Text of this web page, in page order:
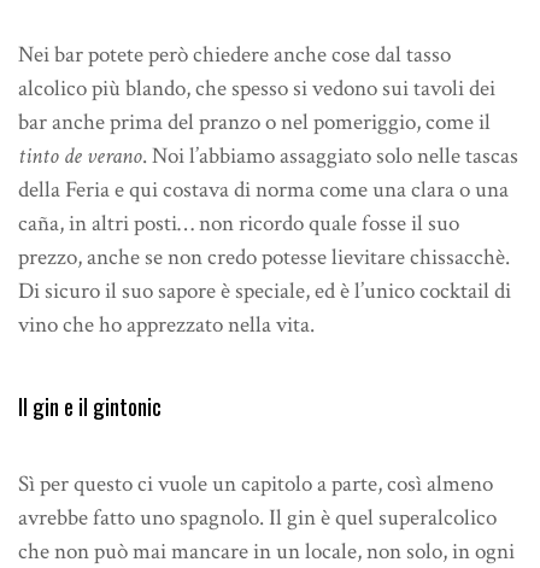
Nei bar potete però chiedere anche cose dal tasso
alcolico più blando, che spesso si vedono sui tavoli dei
bar anche prima del pranzo o nel pomeriggio, come il
tinto de verano. Noi l’abbiamo assaggiato solo nelle tascas
della Feria e qui costava di norma come una clara o una
caña, in altri posti… non ricordo quale fosse il suo
prezzo, anche se non credo potesse lievitare chissacchè.
Di sicuro il suo sapore è speciale, ed è l’unico cocktail di
vino che ho apprezzato nella vita.
Il gin e il gintonic
Sì per questo ci vuole un capitolo a parte, così almeno
avrebbe fatto uno spagnolo. Il gin è quel superalcolico
che non può mai mancare in un locale, non solo, in ogni